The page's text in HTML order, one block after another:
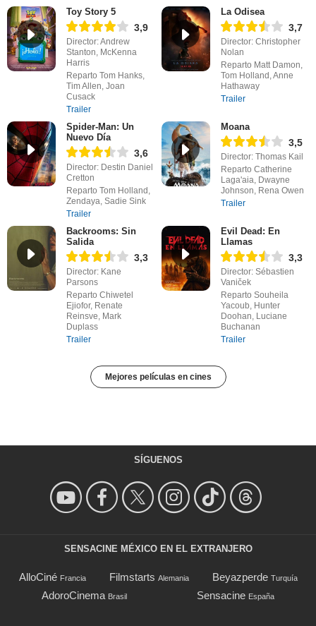
Toy Story 5
3,9
Director: Andrew
Stanton, McKenna
Harris
Reparto Tom Hanks,
Tim Allen, Joan
Cusack
Trailer
La Odisea
3,7
Director: Christopher
Nolan
Reparto Matt Damon,
Tom Holland, Anne
Hathaway
Trailer
Spider-Man: Un
Nuevo Día
3,6
Director: Destin Daniel
Cretton
Reparto Tom Holland,
Zendaya, Sadie Sink
Trailer
Moana
3,5
Director: Thomas Kail
Reparto Catherine
Laga'aia, Dwayne
Johnson, Rena Owen
Trailer
Backrooms: Sin
Salida
3,3
Director: Kane
Parsons
Reparto Chiwetel
Ejiofor, Renate
Reinsve, Mark
Duplass
Trailer
Evil Dead: En
Llamas
3,3
Director: Sébastien
Vaniček
Reparto Souheila
Yacoub, Hunter
Doohan, Luciane
Buchanan
Trailer
Mejores películas en cines
SÍGUENOS
SENSACINE MÉXICO EN EL EXTRANJERO
AlloCiné Francia Filmstarts Alemania Beyazperde Turquía
AdoroCinema Brasil Sensacine España